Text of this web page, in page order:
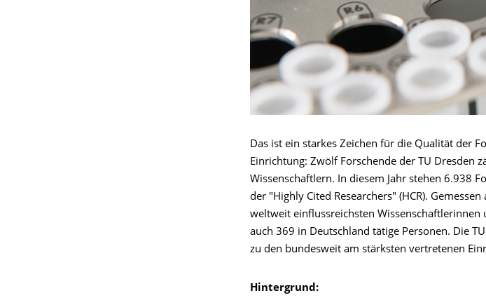
Das ist ein starkes Zeichen für die Qualität der
Einrichtung: Zwölf Forschende der TU Dresden
Wissenschaftlern. In diesem Jahr stehen 6.938
der "Highly Cited Researchers" (HCR).
weltweit einflussreichsten Wissenschaftlerinnen
auch 369 in Deutschland tätige Personen. Die
zu den bundesweit am stärksten vertretenen
Hintergrund: